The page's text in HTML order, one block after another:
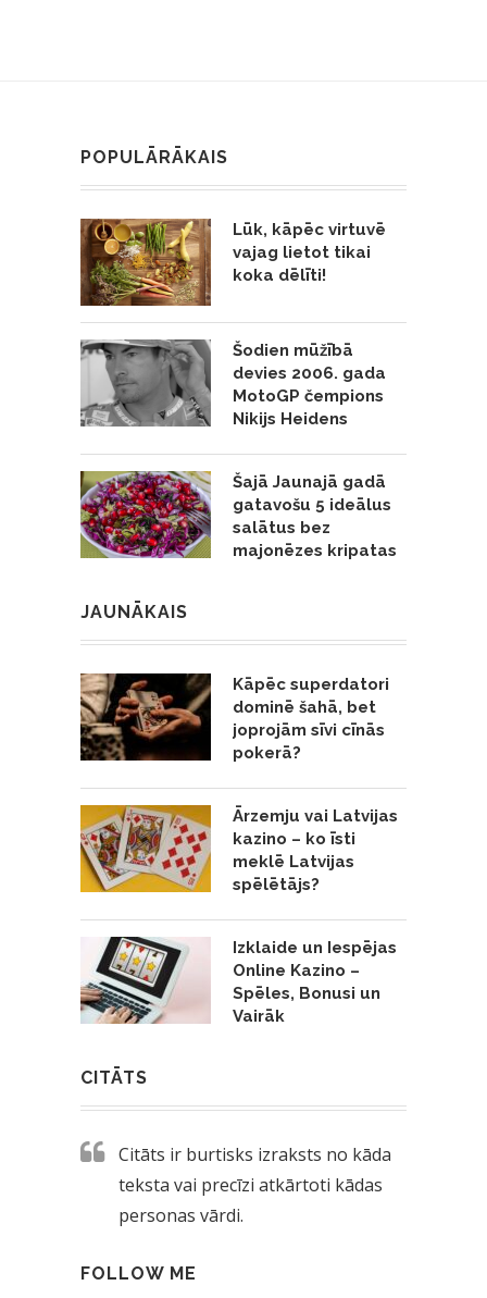
POPULĀRĀKAIS
Lūk, kāpēc virtuvē
vajag lietot tikai
koka dēlīti!
Šodien mūžībā
devies 2006. gada
MotoGP čempions
Nikijs Heidens
Šajā Jaunajā gadā
gatavošu 5 ideālus
salātus bez
majonēzes kripatas
JAUNĀKAIS
Kāpēc superdatori
dominē šahā, bet
joprojām sīvi cīnās
pokerā?
Ārzemju vai Latvijas
kazino – ko īsti
meklē Latvijas
spēlētājs?
Izklaide un Iespējas
Online Kazino –
Spēles, Bonusi un
Vairāk
CITĀTS
Citāts ir burtisks izraksts no kāda
teksta vai precīzi atkārtoti kādas
personas vārdi.
FOLLOW ME